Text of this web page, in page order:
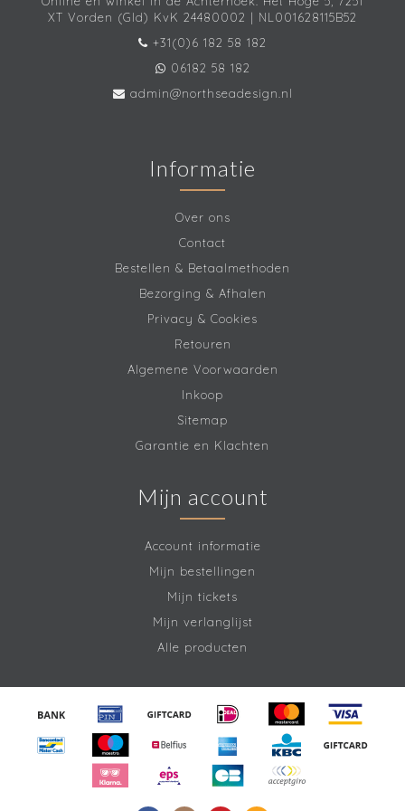
XT Vorden (Gld) KvK 24480002 | NL001628115B52
+31(0)6 182 58 182
06182 58 182
admin@northseadesign.nl
Informatie
Over ons
Contact
Bestellen & Betaalmethoden
Bezorging & Afhalen
Privacy & Cookies
Retouren
Algemene Voorwaarden
Inkoop
Sitemap
Garantie en Klachten
Mijn account
Account informatie
Mijn bestellingen
Mijn tickets
Mijn verlanglijst
Alle producten